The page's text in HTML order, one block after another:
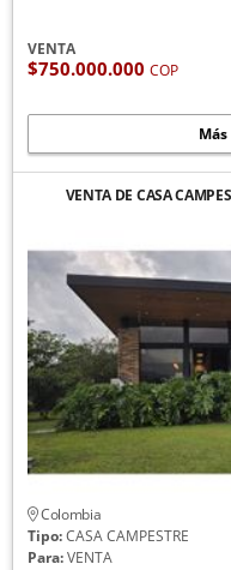
VENTA
$750.000.000 COP
VENTA DE CASA
Colombia
Tipo:CASA CAMPESTRE
Para:VENTA